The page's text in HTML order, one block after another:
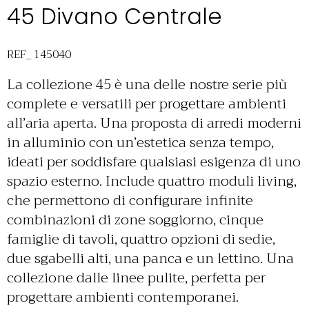
45 Divano Centrale
REF_ 145040
La collezione 45 è una delle nostre serie più
complete e versatili per progettare ambienti
all’aria aperta. Una proposta di arredi moderni
in alluminio con un’estetica senza tempo,
ideati per soddisfare qualsiasi esigenza di uno
spazio esterno. Include quattro moduli living,
che permettono di configurare infinite
combinazioni di zone soggiorno, cinque
famiglie di tavoli, quattro opzioni di sedie,
due sgabelli alti, una panca e un lettino. Una
collezione dalle linee pulite, perfetta per
progettare ambienti contemporanei.